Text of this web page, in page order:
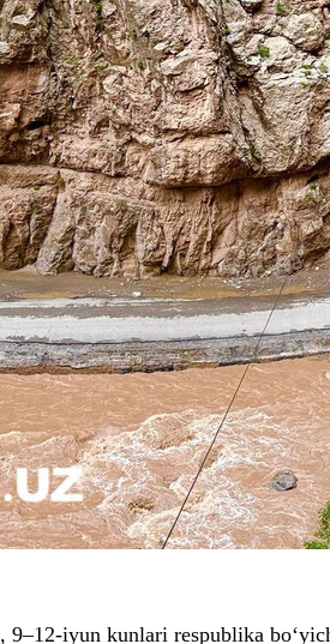
, 9–12-iyun kunlari respublika